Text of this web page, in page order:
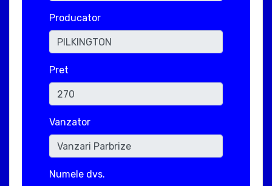
Producator
Pret
Vanzator
Numele dvs.